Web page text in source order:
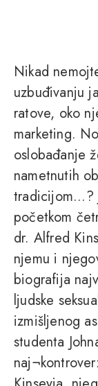
Nikad
uzbuđivanju
ratove, oko
marketing.
oslobađanje
nametnutih
tradicijom...?
početkom
dr. Alfred
njemu i
biografija
ljudske
izmišljenog
studenta